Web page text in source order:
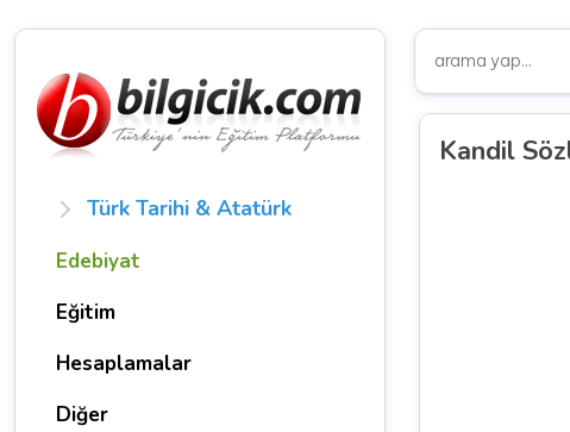
Türk Tarihi & Atatürk
Edebiyat
Eğitim
Hesaplamalar
Diğer
Kandil